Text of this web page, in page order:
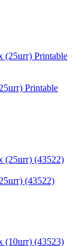
Printable
(43522)